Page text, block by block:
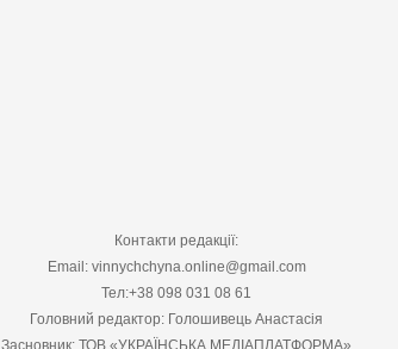
Контакти редакції:
Email: vinnychchyna.online@gmail.com
Тел:+38 098 031 08 61
Головний редактор: Голошивець Анастасія
Засновник: ТОВ «УКРАЇНСЬКА МЕДІАПЛАТФОРМА»